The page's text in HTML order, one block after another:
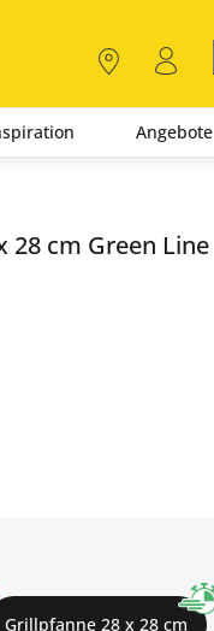
Angebote
- Zum Seitenende
28 cm Green Line
Grillpfanne 28 x 28 cm